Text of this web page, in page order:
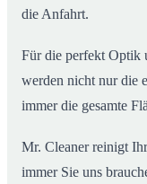
die Anfahrt.
Für die perfekt Optik
werden nicht nur die
immer die gesamte
Mr. Cleaner reinigt
immer Sie uns